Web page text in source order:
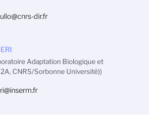
dir.fr
Adaptation Biologique et
CNRS/Sorbonne Université))